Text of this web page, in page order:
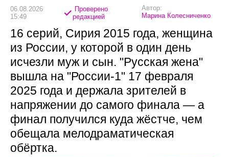
06.08.2026
15:49
Проверено
редакцией
Автор:
Марина Колесниченко
16 серий, Сирия 2015 года, женщина
из России, у которой в один день
исчезли муж и сын. "Русская жена"
вышла на "России-1" 17 февраля
2025 года и держала зрителей в
напряжении до самого финала — а
финал получился куда жёстче, чем
обещала мелодраматическая
обёртка.